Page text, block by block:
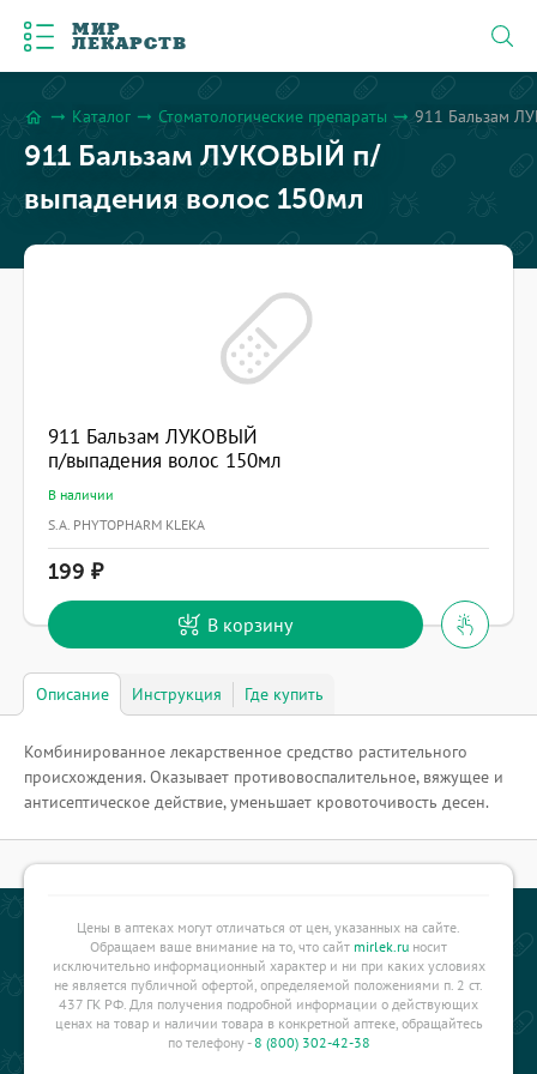
МИР
ЛЕКАРСТВ
home arrow_right_alt Каталог arrow_right_alt Стоматологические препараты arrow_right_alt 911 Бальзам
911 Бальзам ЛУКОВЫЙ п/
выпадения волос 150мл
911 Бальзам ЛУКОВЫЙ
п/выпадения волос 150мл
В наличии
S.A. PHYTOPHARM KLEKA
199
В корзину
Описание Инструкция Где купить
Комбинированное лекарственное средство растительного
происхождения. Оказывает противовоспалительное, вяжущее и
антисептическое действие, уменьшает кровоточивость десен.
Цены в аптеках могут отличаться от цен, указанных на сайте.
Обращаем ваше внимание на то, что сайт mirlek.ru носит
исключительно информационный характер и ни при каких условиях
не является публичной офертой, определяемой положениями п. 2 ст.
437 ГК РФ. Для получения подробной информации о действующих
ценах на товар и наличии товара в конкретной аптеке, обращайтесь
по телефону -8 (800) 302-42-38